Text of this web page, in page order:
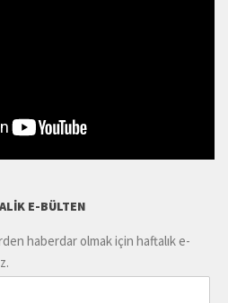
E-BÜLTEN
haberdar olmak için haftalık e-